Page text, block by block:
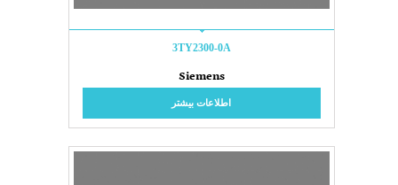
3TY2300-0A
Siemens
اطلاعات بیشتر